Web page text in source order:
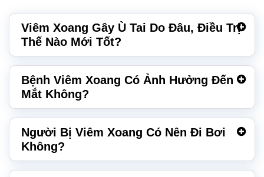
Viêm Xoang Gây Ù Tai Do Đâu, Điều Trị
Thế Nào Mới Tốt?
Bệnh Viêm Xoang Có Ảnh Hưởng Đến
Mắt Không?
Người Bị Viêm Xoang Có Nên Đi Bơi
Không?